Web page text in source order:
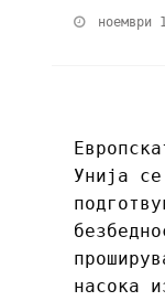
ноември
Унија се
насока